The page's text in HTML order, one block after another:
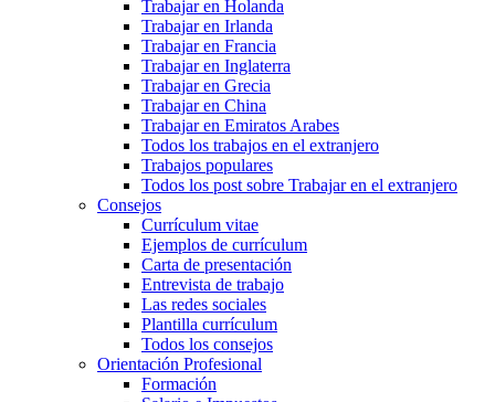
Trabajar en Holanda
Trabajar en Irlanda
Trabajar en Francia
Trabajar en Inglaterra
Trabajar en Grecia
Trabajar en China
Trabajar en Emiratos Arabes
Todos los trabajos en el extranjero
Trabajos populares
Todos los post sobre Trabajar en el extranjero
Consejos
Currículum vitae
Ejemplos de currículum
Carta de presentación
Entrevista de trabajo
Las redes sociales
Plantilla currículum
Todos los consejos
Orientación Profesional
Formación